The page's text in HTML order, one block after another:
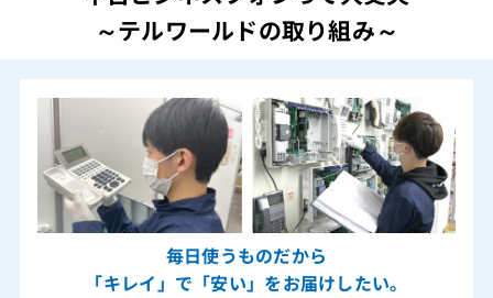
～テルワールドの取り組み～
毎日使うものだから
「キレイ」で「安い」をお届けしたい。